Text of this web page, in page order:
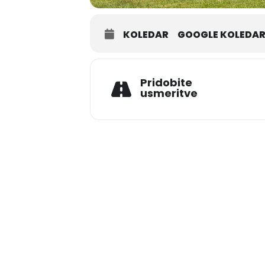
KOLEDAR GOOGLE KOLEDAR
Pridobite
usmeritve